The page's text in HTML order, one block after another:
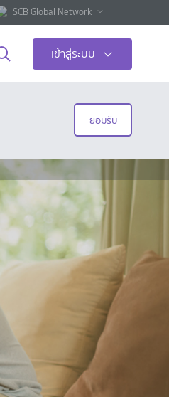
SCB Global Network
เข้าสู่ระบบ
ยอมรับ